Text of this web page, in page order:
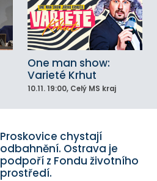
One man show:
Varieté Krhut
10.11. 19:00, Celý MS kraj
Proskovice chystají
odbahnění. Ostrava je
podpoří z Fondu životního
prostředí.